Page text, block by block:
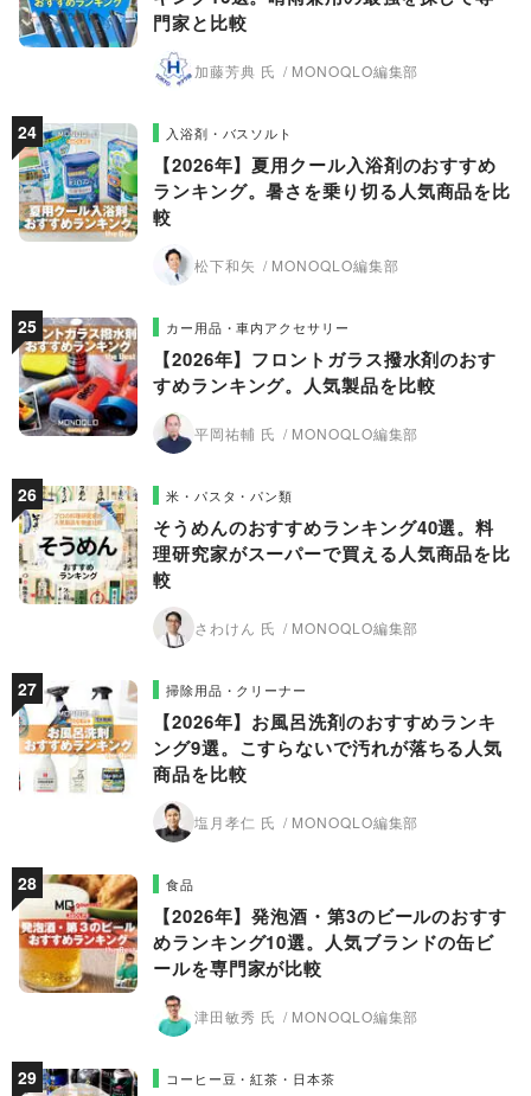
門家と比較
加藤芳典 氏 MONOQLO編集部
入浴剤・バスソルト
【2026年】夏用クール入浴剤のおすすめ
ランキング。暑さを乗り切る人気商品を比
較
松下和矢 MONOQLO編集部
カー用品・車内アクセサリー
【2026年】フロントガラス撥水剤のおす
すめランキング。人気製品を比較
平岡祐輔 氏 MONOQLO編集部
米・パスタ・パン類
そうめんのおすすめランキング40選。料
理研究家がスーパーで買える人気商品を比
較
さわけん 氏 MONOQLO編集部
掃除用品・クリーナー
【2026年】お風呂洗剤のおすすめランキ
ング9選。こすらないで汚れが落ちる人気
商品を比較
塩月孝仁 氏 MONOQLO編集部
食品
【2026年】発泡酒・第3のビールのおすす
めランキング10選。人気ブランドの缶ビ
ールを専門家が比較
津田敏秀 氏 MONOQLO編集部
コーヒー豆・紅茶・日本茶